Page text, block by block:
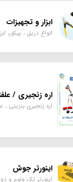
ابزار و تجهیزات
اینورتر جوش